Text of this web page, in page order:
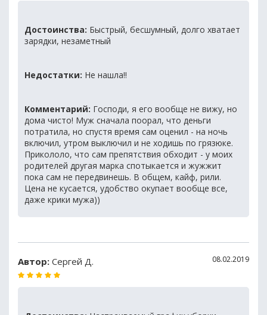
Достоинства: Быстрый, бесшумный, долго хватает
зарядки, незаметный
Недостатки: Не нашла!!
Комментарий: Господи, я его вообще не вижу, но
дома чисто! Муж сначала поорал, что деньги
потратила, но спустя время сам оценил - на ночь
включил, утром выключил и не ходишь по грязюке.
Прикололо, что сам препятствия обходит - у моих
родителей другая марка спотыкается и жужжит
пока сам не передвинешь. В общем, кайф, рили.
Цена не кусается, удобство окупает вообще все,
даже крики мужа))
Автор: Сергей Д. 08.02.2019